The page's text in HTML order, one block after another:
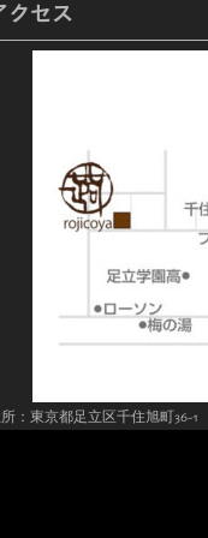
クセス
：東京都足立区千住旭町36-1